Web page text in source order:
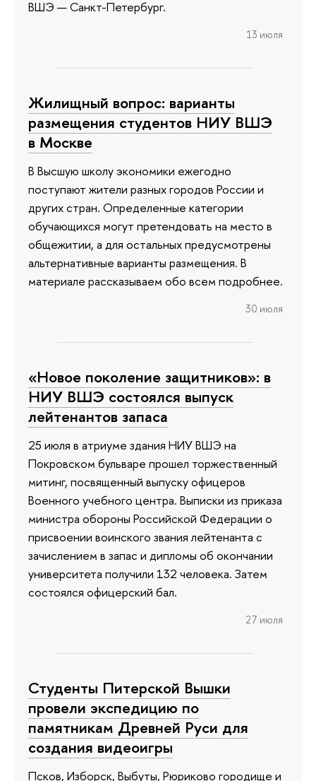
ВШЭ — Санкт-Петербург.
13 июля
Жилищный вопрос: варианты
размещения студентов НИУ ВШЭ
в Москве
В Высшую школу экономики ежегодно
поступают жители разных городов России и
других стран. Определенные категории
обучающихся могут претендовать на место в
общежитии, а для остальных предусмотрены
альтернативные варианты размещения. В
материале рассказываем обо всем подробнее.
30 июля
«Новое поколение защитников»: в
НИУ ВШЭ состоялся выпуск
лейтенантов запаса
25 июля в атриуме здания НИУ ВШЭ на
Покровском бульваре прошел торжественный
митинг, посвященный выпуску офицеров
Военного учебного центра. Выписки из приказа
министра обороны Российской Федерации о
присвоении воинского звания лейтенанта с
зачислением в запас и дипломы об окончании
университета получили 132 человека. Затем
состоялся офицерский бал.
27 июля
Студенты Питерской Вышки
провели экспедицию по
памятникам Древней Руси для
создания видеоигры
Псков, Изборск, Выбуты, Рюриково городище и